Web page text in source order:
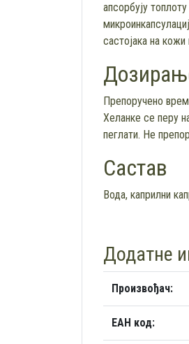
апсорбују
састојака на
Препоручено
Хеланке се перу
пеглати. Не
Састав
Вода, каприлни
Додатне
Произвођач:
ЕАН код: